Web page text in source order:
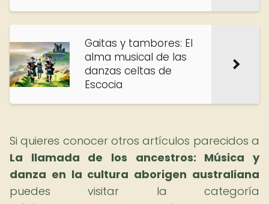
Gaitas y tambores: El
alma musical de las
danzas celtas de
Escocia
Si quieres conocer otros artículos parecidos a
La llamada de los ancestros: Música y
danza en la cultura aborigen australiana
puedes visitar la categoría